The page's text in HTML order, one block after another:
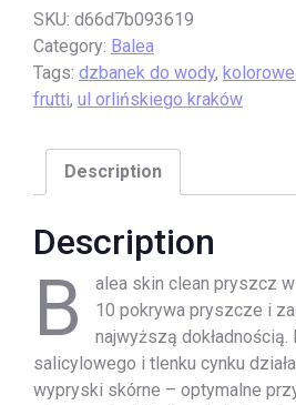
SKU: d66d7b093619
Category: Balea
Tags: dzbanek do wody,
frutti, ul orlińskiego kraków
Description
Description
B
alea skin clean pryszcz
10 pokrywa pryszcze i
najwyższą dokładnością.
salicylowego i tlenku cynku
wypryski skórne – optymalne